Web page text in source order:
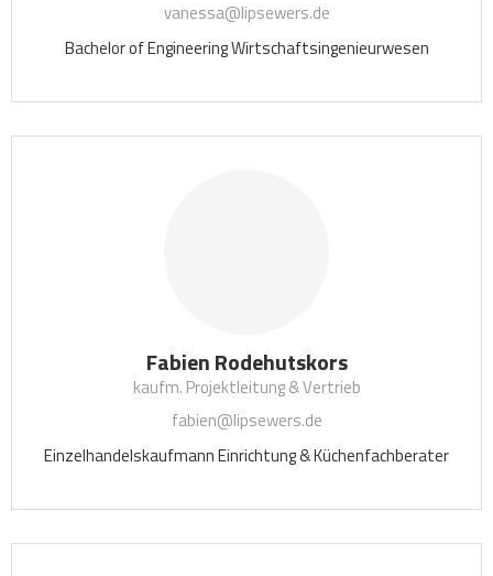
vanessa@lipsewers.de
Bachelor of Engineering Wirtschaftsingenieurwesen
Fabien Rodehutskors
kaufm. Projektleitung & Vertrieb
fabien@lipsewers.de
Einzelhandelskaufmann Einrichtung & Küchenfachberater